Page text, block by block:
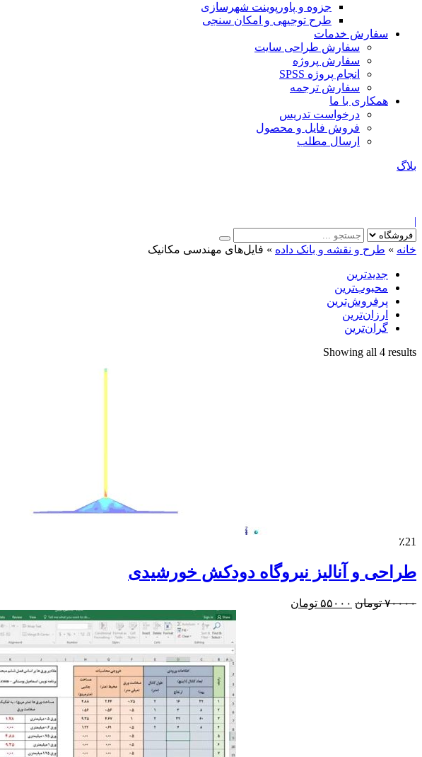
جزوه و پاورپوینت شهرسازی
طرح توجیهی و امکان سنجی
سفارش خدمات
سفارش طراحی سایت
سفارش پروژه
انجام پروژه SPSS
سفارش ترجمه
همکاری با ما
درخواست تدریس
فروش فایل و محصول
ارسال مطلب
بلاگ
|
خانه » طرح و نقشه و بانک داده » فایل‌های مهندسی مکانیک
جدیدترین
محبوب‌ترین
پرفروش‌ترین
ارزان‌ترین
گران‌ترین
Showing all 4 results
٪21
طراحی و آنالیز نیروگاه دودکش خورشیدی
۷۰۰۰۰ تومان قیمت
۵۵۰۰۰ تومان